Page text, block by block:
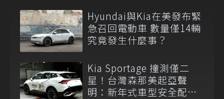
Hyundai與Kia在美發布緊
急召回電動車 數量僅14輛
究竟發生什麼事？
Kia Sportage 撞測僅二
星！台灣森那美起亞聲
明：新年式車型安全配備